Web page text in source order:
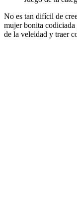
No es tan difícil de
mujer bonita
de la veleidad y traer